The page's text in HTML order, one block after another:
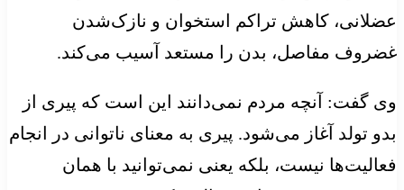
عضلانی، کاهش تراکم استخوان و نازک‌شدن
غضروف مفاصل، بدن را مستعد آسیب می‌کند.
وی گفت: آنچه مردم نمی‌دانند این است که پیری از
بدو تولد آغاز می‌شود. پیری به معنای ناتوانی در انجام
فعالیت‌ها نیست، بلکه یعنی نمی‌توانید با همان